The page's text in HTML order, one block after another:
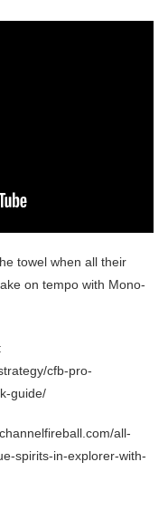
towel when all their
on tempo with Mono-
cfb-pro-
guide/
all-
spirits-in-explorer-with-